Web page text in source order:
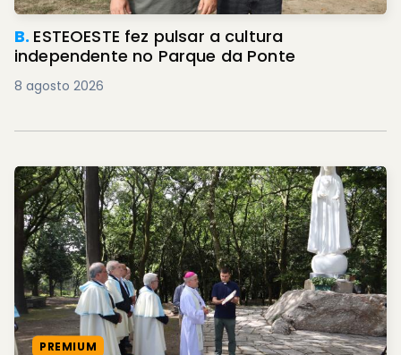
B. ESTEOESTE fez pulsar a cultura
independente no Parque da Ponte
8 agosto 2026
PREMIUM